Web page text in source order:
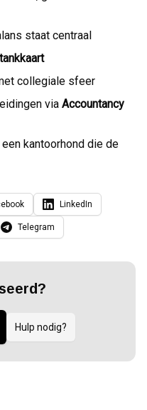
staat centraal
collegiale sfeer
via Accountancy
kantoorhond die de
LinkedIn
Telegram
Hulp nodig?